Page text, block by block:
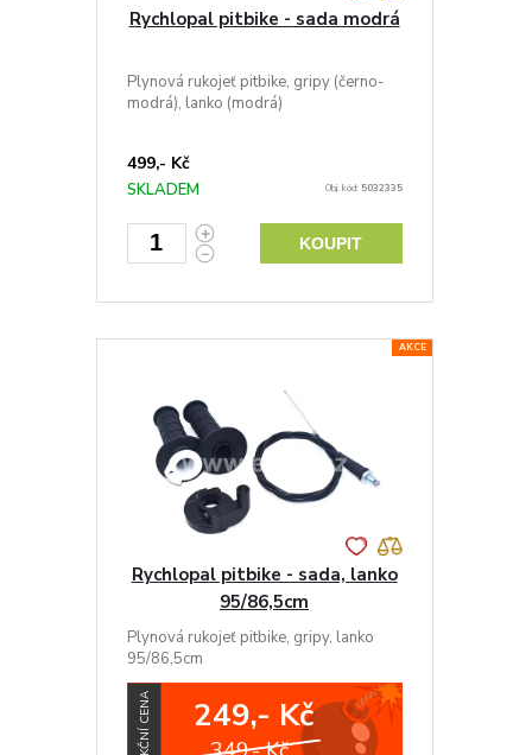
Rychlopal pitbike - sada modrá
Plynová rukojeť pitbike, gripy (černo-
modrá), lanko (modrá)
499,- Kč
SKLADEM Obj. kód: 5032335
KOUPIT
AKCE
Rychlopal pitbike - sada, lanko
95/86,5cm
Plynová rukojeť pitbike, gripy, lanko
95/86,5cm
AKČNÍ CENA 249,- Kč